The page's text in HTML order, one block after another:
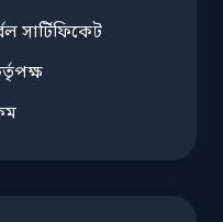
সার্টিফিকেট